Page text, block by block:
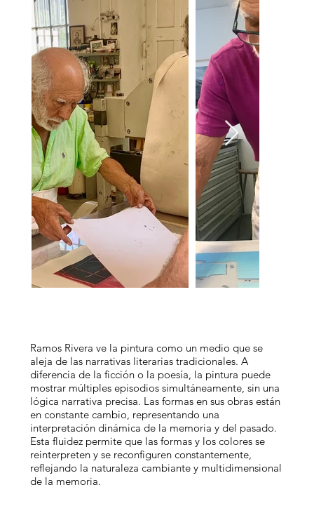
Ramos Rivera ve la pintura como un medio que se
aleja de las narrativas literarias tradicionales. A
diferencia de la ficción o la poesía, la pintura puede
mostrar múltiples episodios simultáneamente, sin una
lógica narrativa precisa. Las formas en sus obras están
en constante cambio, representando una
interpretación dinámica de la memoria y del pasado.
Esta fluidez permite que las formas y los colores se
reinterpreten y se reconfiguren constantemente,
reflejando la naturaleza cambiante y multidimensional
de la memoria.